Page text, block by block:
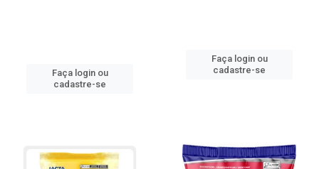
Faça login ou
cadastre-se
Faça login ou
cadastre-se